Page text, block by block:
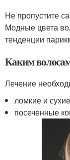
Не пропустите
Модные цвета
тенденции
Каким
Лечение
ломкие и
посеченные